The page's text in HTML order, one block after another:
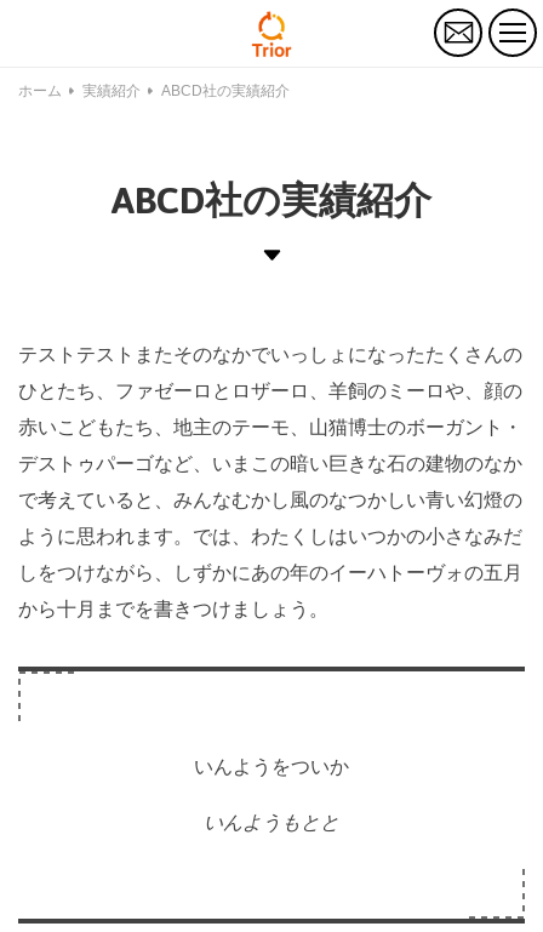
お
問
ホーム 実績紹介 ABCD社の実績紹介
ABCD社の実績紹介
テストテストまたそのなかでいっしょになったたくさんの
ひとたち、ファゼーロとロザーロ、羊飼のミーロや、顔の
赤いこどもたち、地主のテーモ、山猫博士のボーガント・
デストゥパーゴなど、いまこの暗い巨きな石の建物のなか
で考えていると、みんなむかし風のなつかしい青い幻燈の
ように思われます。では、わたくしはいつかの小さなみだ
しをつけながら、しずかにあの年のイーハトーヴォの五月
から十月までを書きつけましょう。
いんようをついか
いんようもとと